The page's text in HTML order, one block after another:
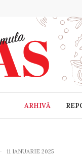
ARHIVĂ
11 IANUARIE 2025